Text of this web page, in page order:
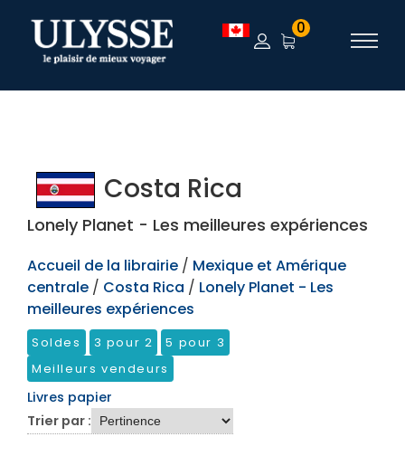
TEST 0
Costa Rica
Lonely Planet - Les meilleures expériences
Accueil de la librairie / Mexique et Amérique
centrale / Costa Rica / Lonely Planet - Les
meilleures expériences
Soldes 3 pour 2
5 pour 3
Meilleurs vendeurs
Livres papier
Trier par :